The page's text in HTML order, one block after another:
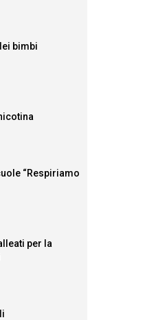
bimbi
“Respiriamo
per la